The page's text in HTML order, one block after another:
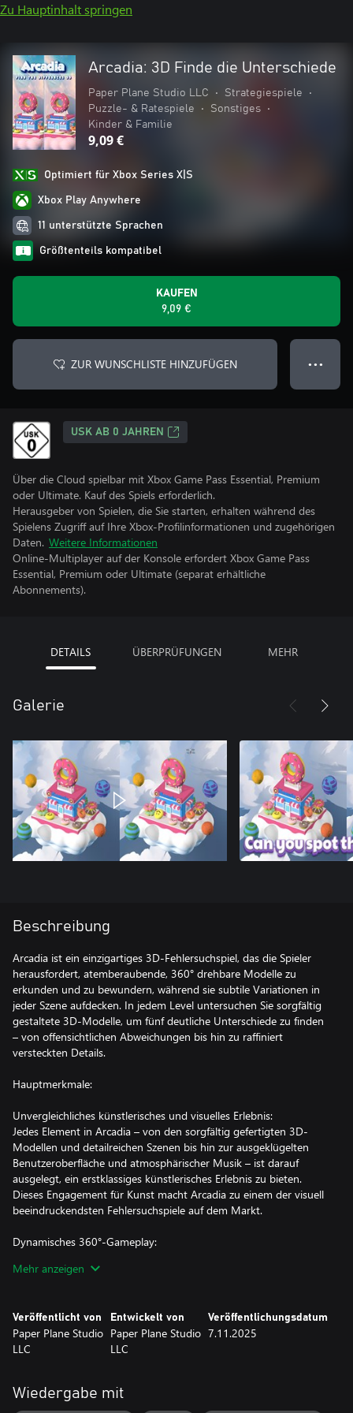
Zu Hauptinhalt springen
Arcadia: 3D Finde die Unterschiede
Paper Plane Studio LLC • Strategiespiele
•
Puzzle- & Ratespiele
• Sonstiges
•
Kinder & Familie
9,09 €
Optimiert für Xbox Series X|S
Xbox Play Anywhere
11 unterstützte Sprachen
Größtenteils kompatibel
KAUFEN
9,09 €
ZUR WUNSCHLISTE HINZUFÜGEN ● ● ●
USK AB 0 JAHREN
Über die Cloud spielbar mit Xbox Game Pass Essential, Premium
oder Ultimate. Kauf des Spiels erforderlich.
Herausgeber von Spielen, die Sie starten, erhalten während des
Spielens Zugriff auf Ihre Xbox-Profilinformationen und zugehörigen
Daten. Weitere Informationen
Online-Multiplayer auf der Konsole erfordert Xbox Game Pass
Essential, Premium oder Ultimate (separat erhältliche
Abonnements).
DETAILS ÜBERPRÜFUNGEN MEHR
Galerie
Beschreibung
Arcadia ist ein einzigartiges 3D-Fehlersuchspiel, das die Spieler
herausfordert, atemberaubende, 360° drehbare Modelle zu
erkunden und zu bewundern, während sie subtile Variationen in
jeder Szene aufdecken. In jedem Level untersuchen Sie sorgfältig
gestaltete 3D-Modelle, um fünf deutliche Unterschiede zu finden
– von offensichtlichen Abweichungen bis hin zu raffiniert
versteckten Details.
Hauptmerkmale:
Unvergleichliches künstlerisches und visuelles Erlebnis:
Jedes Element in Arcadia – von den sorgfältig gefertigten 3D-
Modellen und detailreichen Szenen bis hin zur ausgeklügelten
Benutzeroberfläche und atmosphärischer Musik – ist darauf
ausgelegt, ein erstklassiges künstlerisches Erlebnis zu bieten.
Dieses Engagement für Kunst macht Arcadia zu einem der visuell
beeindruckendsten Fehlersuchspiele auf dem Markt.
Dynamisches 360°-Gameplay:
entdecken Sie Unterschiede, die sorgfältige Beobachtung und die
Vielfältige Spielmechaniken:
Neben den klassischen Fehlersuche-Herausforderungen bietet
Arcadia über 10 fesselnde Minispiele. Einige Unterschiede
interaktive und unterhaltsame Ebene verleiht.
Mehr anzeigen
Veröffentlicht von
Paper Plane Studio
LLC
Entwickelt von
Paper Plane Studio
LLC
Veröffentlichungsdatum
7.11.2025
Wiedergabe mit